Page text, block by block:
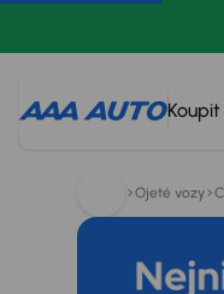
Koupit
Hledáte:
Ojeté vozy